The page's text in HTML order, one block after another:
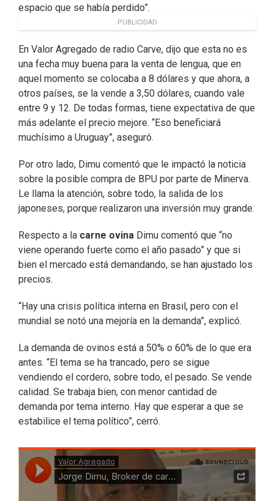
espacio que se había perdido”.
PUBLICIDAD
En Valor Agregado de radio Carve, dijo que esta no es
una fecha muy buena para la venta de lengua, que en
aquel momento se colocaba a 8 dólares y que ahora, a
otros países, se la vende a 3,50 dólares, cuando vale
entre 9 y 12. De todas formas, tiene expectativa de que
más adelante el precio mejore. “Eso beneficiará
muchísimo a Uruguay”, aseguró.
Por otro lado, Dimu comentó que le impactó la noticia
sobre la posible compra de BPU por parte de Minerva.
Le llama la atención, sobre todo, la salida de los
japoneses, porque realizaron una inversión muy grande.
Respecto a la carne ovina Dimu comentó que “no
viene operando fuerte como el año pasado” y que si
bien el mercado está demandando, se han ajustado los
precios.
“Hay una crisis política interna en Brasil, pero con el
mundial se notó una mejoría en la demanda”, explicó.
La demanda de ovinos está a 50% o 60% de lo que era
antes. “El tema se ha trancado, pero se sigue
vendiendo el cordero, sobre todo, el pesado. Se vende
calidad. Se trabaja bien, con menor cantidad de
demanda por tema interno. Hay que esperar a que se
estabilice el tema político”, cerró.